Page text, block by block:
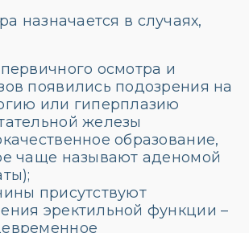
назначается в случаях,
осмотра и
появились подозрения на
или гиперплазию
железы
образование,
чаще называют аденомой
присутствуют
эректильной функции –